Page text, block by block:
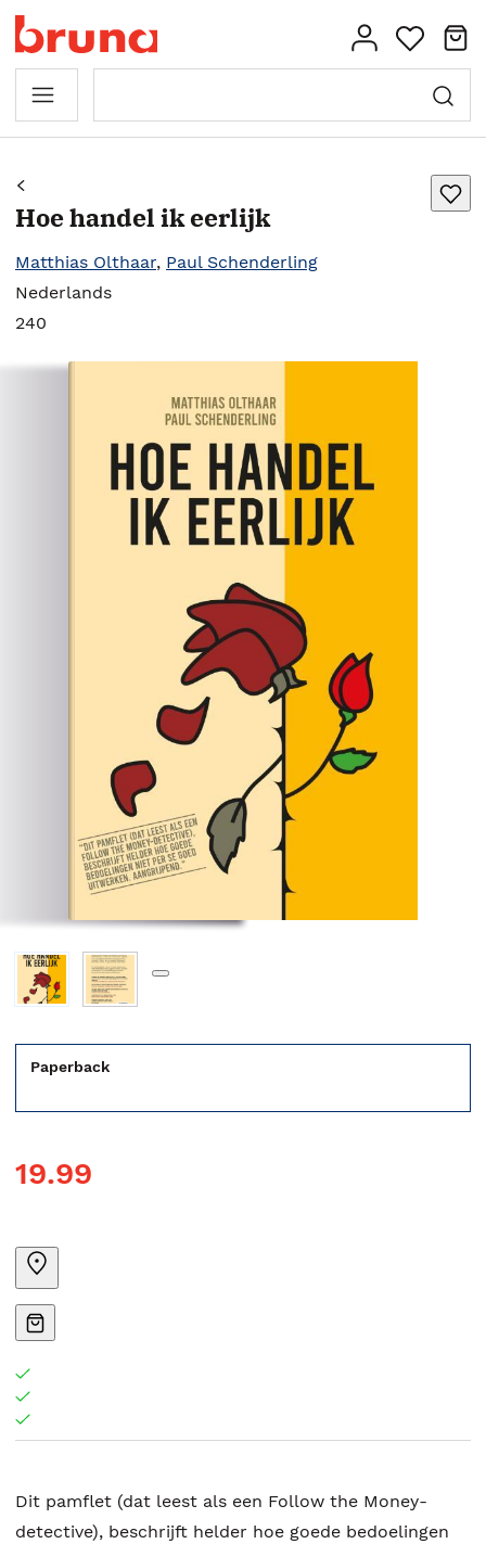
Hoe handel ik eerlijk
Matthias Olthaar, Paul Schenderling
Nederlands
240
Paperback
19.99
Dit pamflet (dat leest als een Follow the Money-
detective), beschrijft helder hoe goede bedoelingen